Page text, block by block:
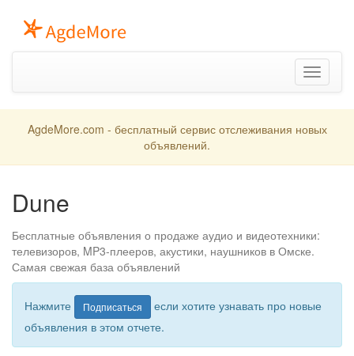
Toggle
navigation
AgdeMore.com - бесплатный сервис отслеживания новых
объявлений.
Dune
Бесплатные объявления о продаже аудио и видеотехники:
телевизоров, MP3-плееров, акустики, наушников в Омске.
Самая свежая база объявлений
Нажмите Подписаться
если хотите узнавать про новые
объявления в этом отчете.